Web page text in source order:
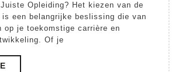
Juiste
Keuze
bij
Opleiding? Het kiezen van de
een belangrijke beslissing die van
op je toekomstige carrière en
Of je
READ